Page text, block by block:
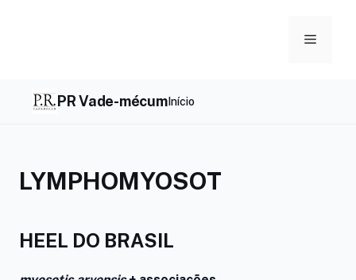
Menu
PR Vade-mécumInício
LYMPHOMYOSOT
HEEL DO BRASIL